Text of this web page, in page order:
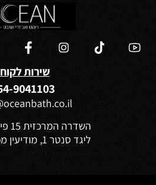
שירות
9041103
השדרה המרכזית 15 פינת המעיין 30
ליגד סנטר 1, מודיעין מכבים רעות